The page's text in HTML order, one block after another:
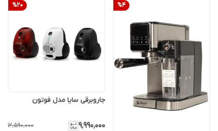
%4
%20
جاروبرقی سایا مدل فوتون
۹٬۹۹۰٬۰۰۰ ۱۲٬۵۹۰٬۰۰۰